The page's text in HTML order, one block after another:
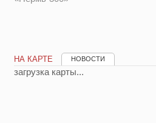
НА КАРТЕ НОВОСТИ
загрузка карты...